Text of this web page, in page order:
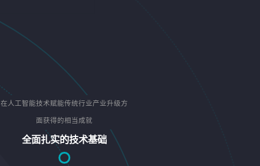
在人工智能技术赋能传统行业产业升级方
面获得的相当成就
全面扎实的技术基础